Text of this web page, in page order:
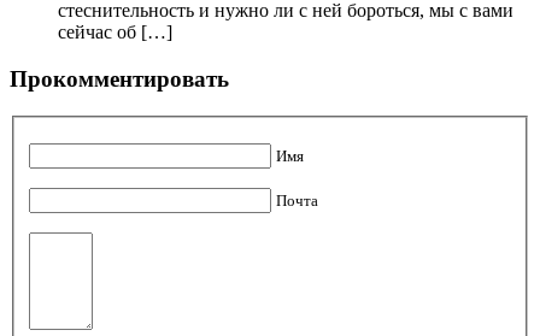
стеснительность и нужно ли с ней бороться, мы с вами
сейчас об […]
Прокомментировать
Имя
Почта